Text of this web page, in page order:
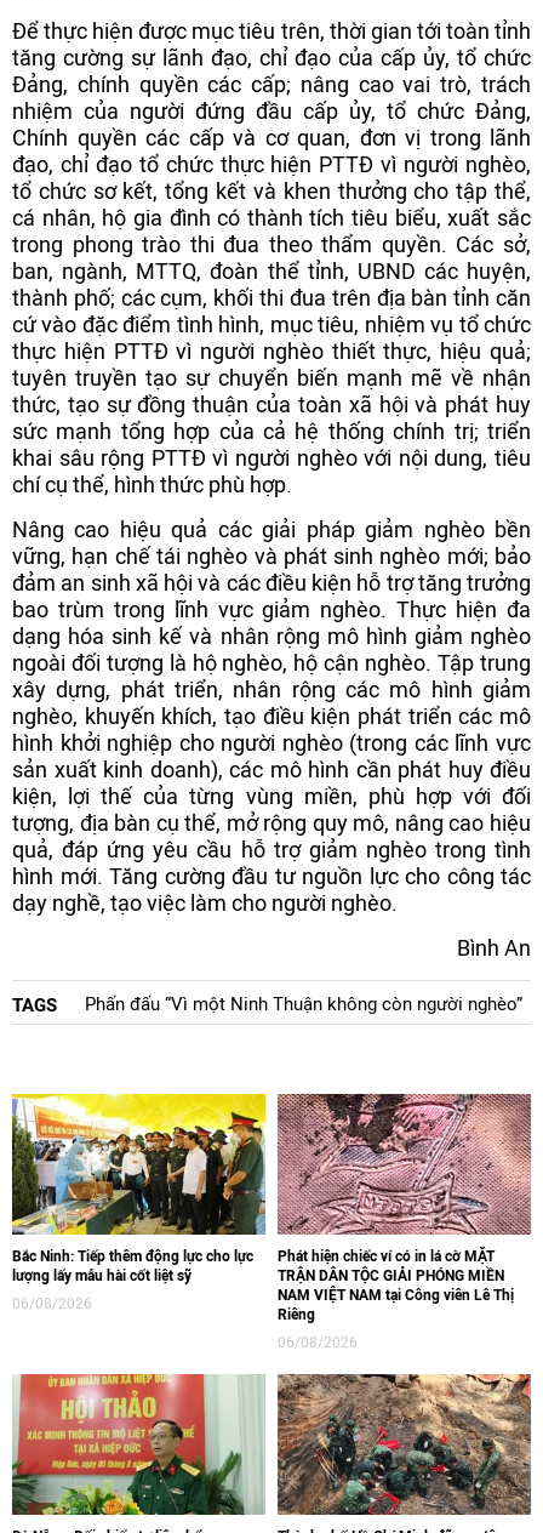
Để thực hiện được mục tiêu trên, thời gian tới toàn tỉnh
tăng cường sự lãnh đạo, chỉ đạo của cấp ủy, tổ chức
Đảng, chính quyền các cấp; nâng cao vai trò, trách
nhiệm của người đứng đầu cấp ủy, tổ chức Đảng,
Chính quyền các cấp và cơ quan, đơn vị trong lãnh
đạo, chỉ đạo tổ chức thực hiện PTTĐ vì người nghèo,
tổ chức sơ kết, tổng kết và khen thưởng cho tập thể,
cá nhân, hộ gia đình có thành tích tiêu biểu, xuất sắc
trong phong trào thi đua theo thẩm quyền. Các sở,
ban, ngành, MTTQ, đoàn thể tỉnh, UBND các huyện,
thành phố; các cụm, khối thi đua trên địa bàn tỉnh căn
cứ vào đặc điểm tình hình, mục tiêu, nhiệm vụ tổ chức
thực hiện PTTĐ vì người nghèo thiết thực, hiệu quả;
tuyên truyền tạo sự chuyển biến mạnh mẽ về nhận
thức, tạo sự đồng thuận của toàn xã hội và phát huy
sức mạnh tổng hợp của cả hệ thống chính trị; triển
khai sâu rộng PTTĐ vì người nghèo với nội dung, tiêu
chí cụ thể, hình thức phù hợp.
Nâng cao hiệu quả các giải pháp giảm nghèo bền
vững, hạn chế tái nghèo và phát sinh nghèo mới; bảo
đảm an sinh xã hội và các điều kiện hỗ trợ tăng trưởng
bao trùm trong lĩnh vực giảm nghèo. Thực hiện đa
dạng hóa sinh kế và nhân rộng mô hình giảm nghèo
ngoài đối tượng là hộ nghèo, hộ cận nghèo. Tập trung
xây dựng, phát triển, nhân rộng các mô hình giảm
nghèo, khuyến khích, tạo điều kiện phát triển các mô
hình khởi nghiệp cho người nghèo (trong các lĩnh vực
sản xuất kinh doanh), các mô hình cần phát huy điều
kiện, lợi thế của từng vùng miền, phù hợp với đối
tượng, địa bàn cụ thể, mở rộng quy mô, nâng cao hiệu
quả, đáp ứng yêu cầu hỗ trợ giảm nghèo trong tình
hình mới. Tăng cường đầu tư nguồn lực cho công tác
dạy nghề, tạo việc làm cho người nghèo.
Bình An
TAGS Phấn đấu “Vì một Ninh Thuận không còn người nghèo”
Bắc Ninh: Tiếp thêm động lực cho lực
lượng lấy mẫu hài cốt liệt sỹ
06/08/2026
Phát hiện chiếc ví có in lá cờ MẶT
TRẬN DÂN TỘC GIẢI PHÓNG MIỀN
NAM VIỆT NAM tại Công viên Lê Thị
Riêng
06/08/2026